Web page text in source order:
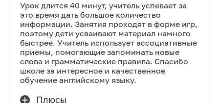
Урок длится 40 минут, учитель успевает за
это время дать большое количество
информации. Занятия проходят в форме игр,
поэтому дети усваивают материал намного
быстрее. Учитель использует ассоциативные
приемы, помогающие запоминать новые
слова и грамматические правила. Спасибо
школе за интересное и качественное
обучение английскому языку.
Плюсы